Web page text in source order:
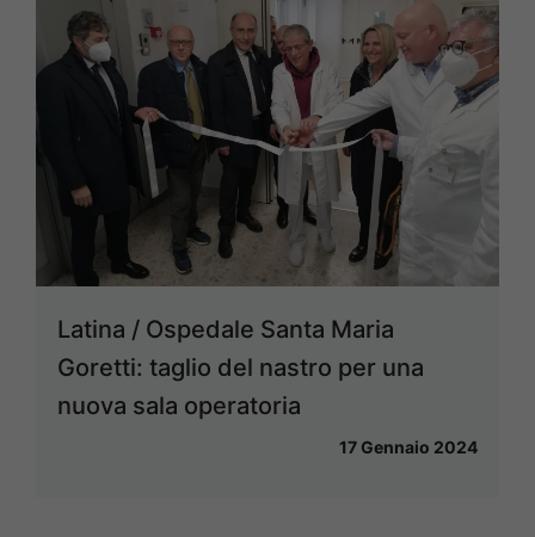
Latina / Ospedale Santa Maria
Goretti: taglio del nastro per una
nuova sala operatoria
17 Gennaio 2024